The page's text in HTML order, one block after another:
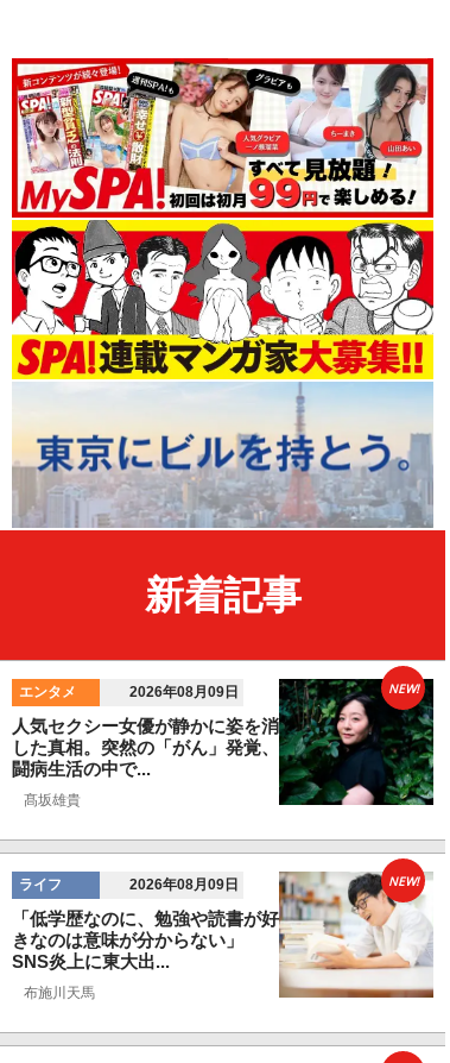
新着記事
エンタメ 2026年08月09日
人気セクシー女優が静かに姿を消
した真相。突然の「がん」発覚、
闘病生活の中で...
髙坂雄貴
NEW!
ライフ 2026年08月09日
「低学歴なのに、勉強や読書が好
きなのは意味が分からない」
SNS炎上に東大出...
布施川天馬
NEW!